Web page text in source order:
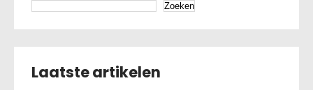
Zoeken
Laatste artikelen